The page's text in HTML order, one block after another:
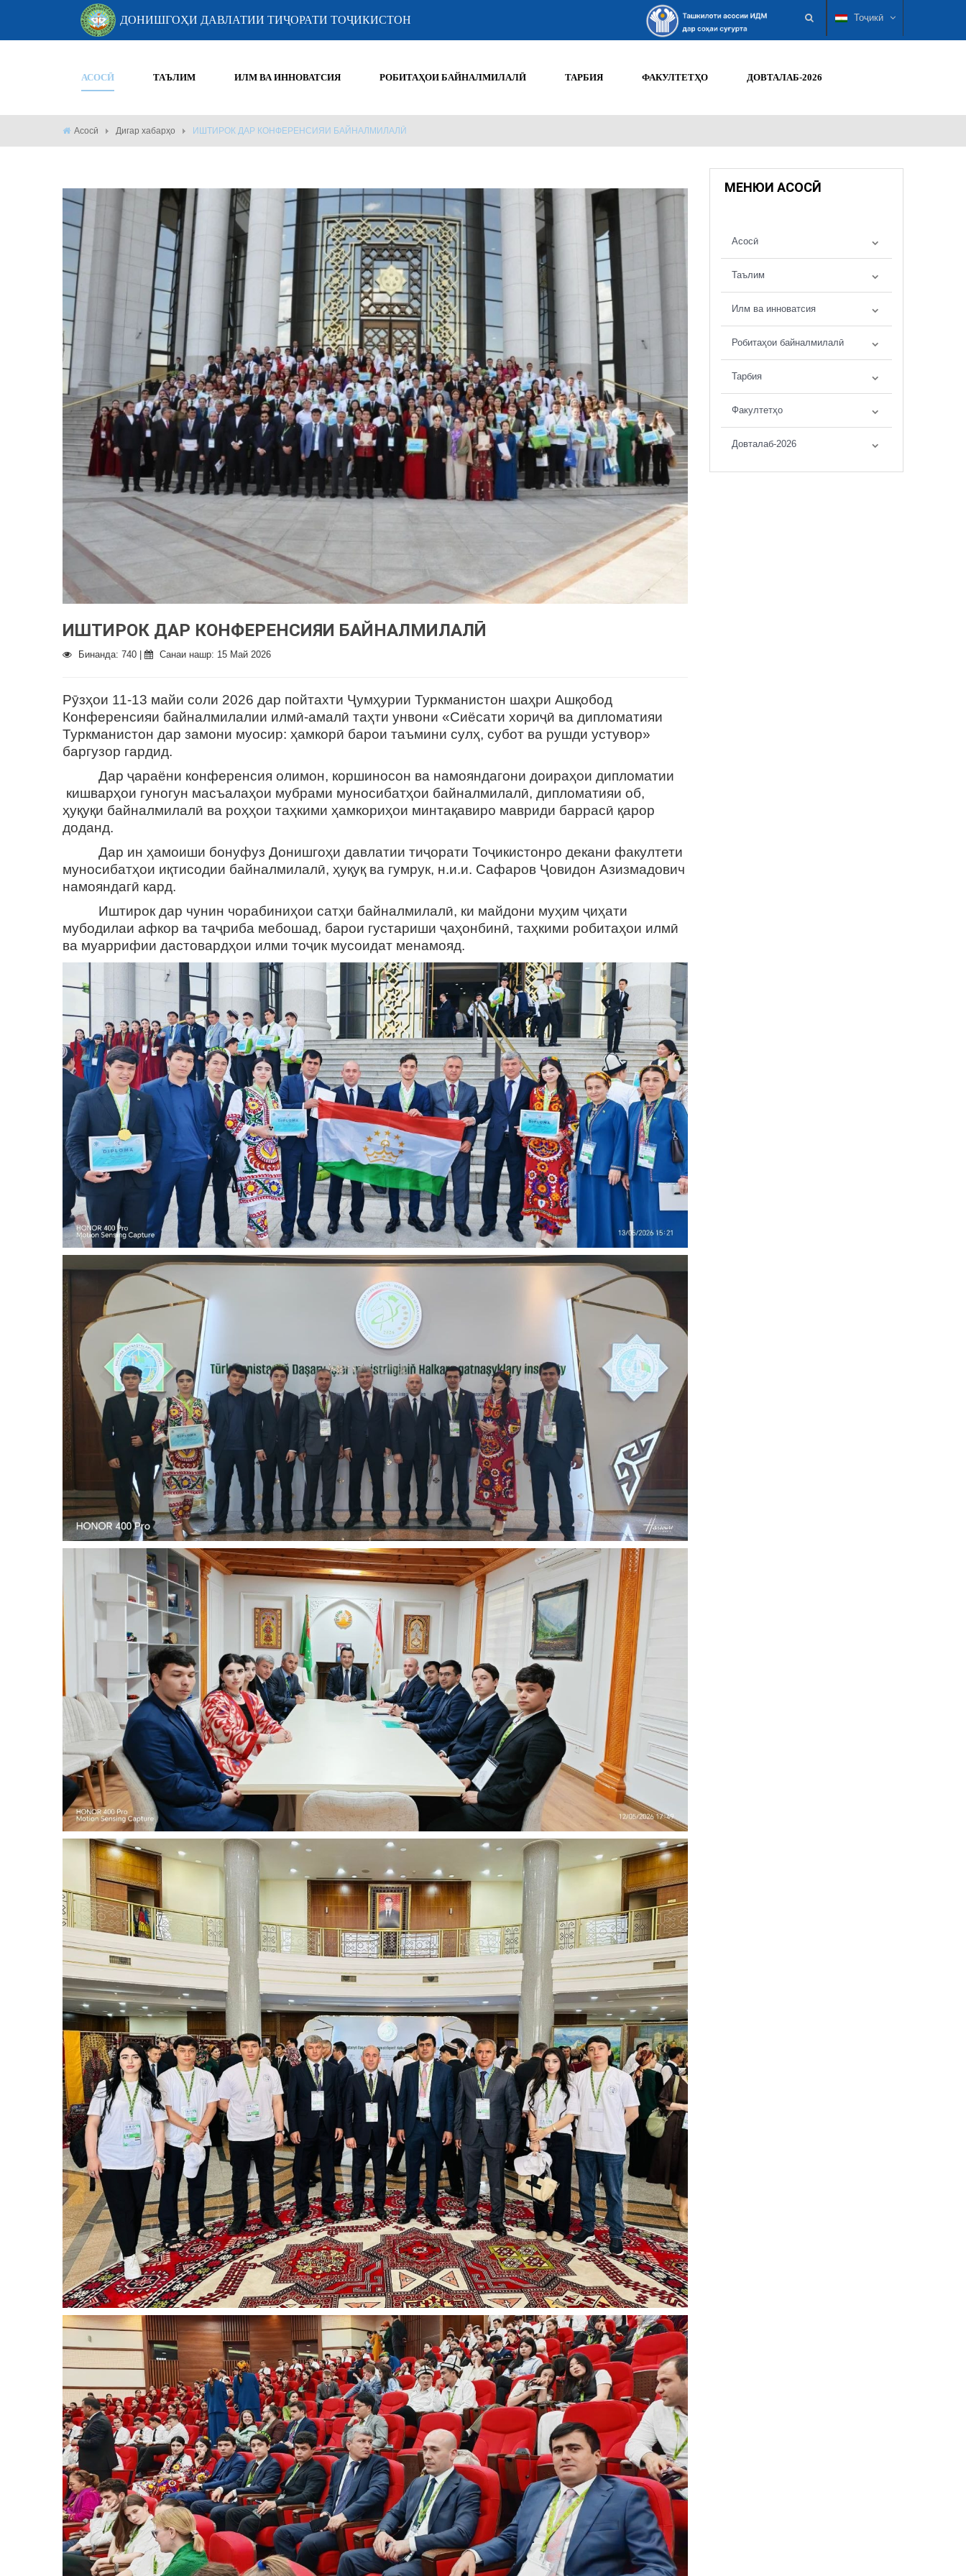
ДОНИШГОҲИ ДАВЛАТИИ ТИҶОРАТИ ТОҶИКИСТОН Тоҷикӣ
АСОСӢ ТАЪЛИМ ИЛМ ВА ИННОВАТСИЯ РОБИТАҲОИ БАЙНАЛМИЛАЛӢ ТАРБИЯ ФАКУЛТЕТҲО ДОВТАЛАБ-2026
Асосӣ Дигар хабарҳо ИШТИРОК ДАР КОНФЕРЕНСИЯИ БАЙНАЛМИЛАЛӢ
ИШТИРОК ДАР КОНФЕРЕНСИЯИ БАЙНАЛМИЛАЛӢ
Бинанда: 740 | Санаи нашр: 15 Май 2026
Рӯзҳои 11-13 майи соли 2026 дар пойтахти Ҷумҳурии Туркманистон шаҳри Ашқобод
Конференсияи байналмилалии илмӣ-амалӣ таҳти унвони «Сиёсати хориҷӣ ва дипломатияи
Туркманистон дар замони муосир: ҳамкорӣ барои таъмини сулҳ, субот ва рушди устувор»
баргузор гардид.
Дар ҷараёни конференсия олимон, коршиносон ва намояндагони доираҳои дипломатии
кишварҳои гуногун масъалаҳои мубрами муносибатҳои байналмилалӣ, дипломатияи об,
ҳуқуқи байналмилалӣ ва роҳҳои таҳкими ҳамкориҳои минтақавиро мавриди баррасӣ қарор
доданд.
Дар ин ҳамоиши бонуфуз Донишгоҳи давлатии тиҷорати Тоҷикистонро декани факултети
муносибатҳои иқтисодии байналмилалӣ, ҳуқуқ ва гумрук, н.и.и. Сафаров Ҷовидон Азизмадович
намояндагӣ кард.
Иштирок дар чунин чорабиниҳои сатҳи байналмилалӣ, ки майдони муҳим ҷиҳати
мубодилаи афкор ва таҷриба мебошад, барои густариши ҷаҳонбинӣ, таҳкими робитаҳои илмӣ
ва муаррифии дастовардҳои илми тоҷик мусоидат менамояд.
МЕНЮИ АСОСӢ
Асосӣ
Таълим
Илм ва инноватсия
Робитаҳои байналмилалӣ
Тарбия
Факултетҳо
Довталаб-2026